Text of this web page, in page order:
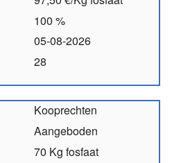
100 %
05-08-2026
28
Kooprechten
Aangeboden
70 Kg fosfaat